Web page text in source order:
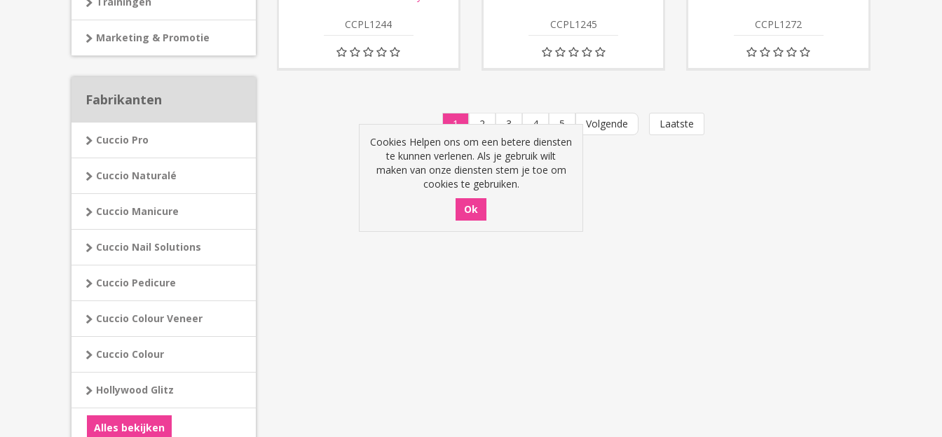
Marketing & Promotie
Fabrikanten
Cuccio Pro
Cuccio Naturalé
Cuccio Manicure
Cuccio Nail Solutions
Cuccio Pedicure
Cuccio Colour Veneer
Cuccio Colour
Hollywood Glitz
Alles bekijken
CCPL1244 CCPL1245 CCPL1272
1 2 3 4 5 Volgende Laatste
Cookies Helpen ons om een betere diensten
te kunnen verlenen. Als je gebruik wilt
maken van onze diensten stem je toe om
cookies te gebruiken.